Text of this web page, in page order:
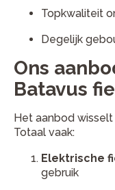
Topkwaliteit
Degelijk
Ons
Batavus
Het aanbod
Totaal vaak:
Elektrische
gebruik